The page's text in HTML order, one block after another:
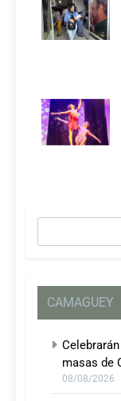
CAMAGUEY
masas de
08/08/2026